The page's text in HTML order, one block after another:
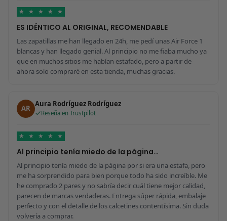
★ ★ ★ ★ ★
ES IDÉNTICO AL ORIGINAL, RECOMENDABLE
Las zapatillas me han llegado en 24h, me pedí unas Air Force 1
blancas y han llegado genial. Al principio no me fiaba mucho ya
que en muchos sitios me habían estafado, pero a partir de
ahora solo compraré en esta tienda, muchas gracias.
AR Aura Rodríguez Rodríguez
Reseña en Trustpilot
★ ★ ★ ★ ★
Al principio tenía miedo de la página…
Al principio tenía miedo de la página por si era una estafa, pero
me ha sorprendido para bien porque todo ha sido increíble. Me
he comprado 2 pares y no sabría decir cuál tiene mejor calidad,
parecen de marcas verdaderas. Entrega súper rápida, embalaje
perfecto y con el detalle de los calcetines contentísima. Sin duda
volvería a comprar.